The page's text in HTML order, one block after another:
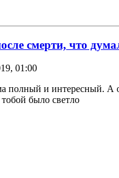
смерти, что
01:00
полный и интересный. А
было светло